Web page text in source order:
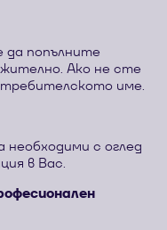
попълните
Ако не сте
име.
с оглед
в Вас.